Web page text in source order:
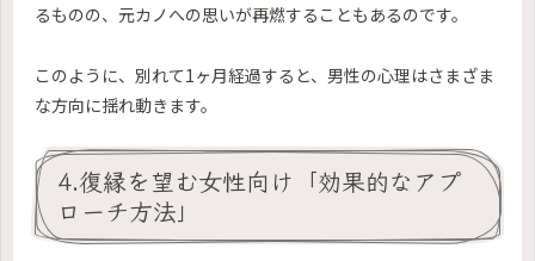
るものの、元カノへの思いが再燃することもあるのです。
このように、別れて1ヶ月経過すると、男性の心理はさまざま
な方向に揺れ動きます。
4.復縁を望む女性向け「効果的なアプ
ローチ方法」